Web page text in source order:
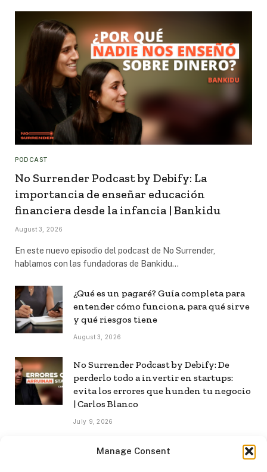
Manage Consent
PODCAST
No Surrender Podcast by Debify: La
importancia de enseñar educación
financiera desde la infancia | Bankidu
August 3, 2026
En este nuevo episodio del podcast de No Surrender,
hablamos con las fundadoras de Bankidu…
¿Qué es un pagaré? Guía completa para
entender cómo funciona, para qué sirve
y qué riesgos tiene
August 3, 2026
No Surrender Podcast by Debify: De
perderlo todo a invertir en startups:
evita los errores que hunden tu negocio
| Carlos Blanco
July 9, 2026
No Surrender Podcast by Debify: Cómo
construir una audiencia propia en la era